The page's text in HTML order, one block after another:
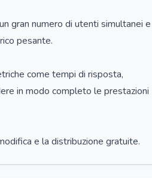
gran numero di utenti simultanei e
pesante.
come tempi di risposta,
in modo completo le prestazioni
e la distribuzione gratuite.